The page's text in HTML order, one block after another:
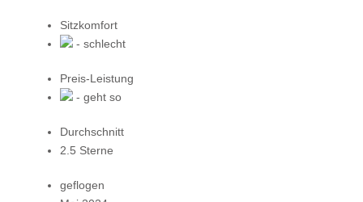
Sitzkomfort
- schlecht
Preis-Leistung
- geht so
Durchschnitt
2.5 Sterne
geflogen